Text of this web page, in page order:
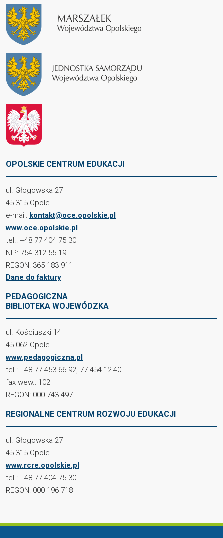
OPOLSKIE CENTRUM EDUKACJI
ul. Głogowska 27
45-315 Opole
e-mail: kontakt@oce.opolskie.pl
www.oce.opolskie.pl
tel.: +48 77 404 75 30
NIP: 754 312 55 19
REGON: 365 183 911
Dane do faktury
PEDAGOGICZNA
BIBLIOTEKA WOJEWÓDZKA
ul. Kościuszki 14
45-062 Opole
www.pedagogiczna.pl
tel.: +48 77 453 66 92, 77 454 12 40
fax wew.: 102
REGON: 000 743 497
REGIONALNE CENTRUM ROZWOJU EDUKACJI
ul. Głogowska 27
45-315 Opole
www.rcre.opolskie.pl
tel.: +48 77 404 75 30
REGON: 000 196 718